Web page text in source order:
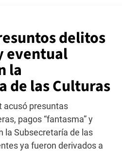
delitos
eventual
la
de las Culturas
acusó presuntas
pagos “fantasma” y
la Subsecretaría de las
ya fueron derivados a